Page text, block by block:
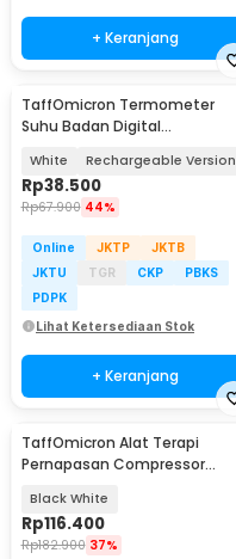
+ Keranjang
TaffOmicron Termometer
Suhu Badan Digital
- AD811
White Rechargeable Version
Rp38.500
Rp67.900 44%
Online JKTP
JKTB
JKTU
TGR CKP
PBKS
PDPK
Lihat Ketersediaan Stok
+ Keranjang
TaffOmicron Alat Terapi
Pernapasan Compressor
Black White
Rp116.400
Rp182.900 37%